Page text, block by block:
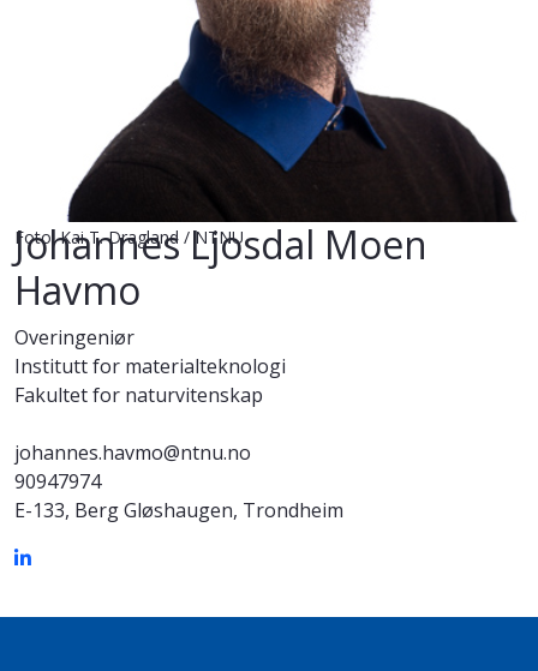
Foto: Kai T. Dragland / NTNU
Johannes Ljosdal Moen
Havmo
Overingeniør
Institutt for materialteknologi
Fakultet for naturvitenskap
johannes.havmo@ntnu.no
90947974
E-133, Berg Gløshaugen, Trondheim